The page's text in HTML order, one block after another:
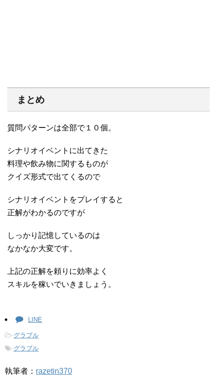
まとめ
質問パターンは全部で１０個。
シナリオイベントに出てきた
料理や飲み物に関するものが
クイズ形式で出てくるので
シナリオイベントをプレイすると
正解がわかるのですが
しっかり記憶しているのは
なかなか大変です。
上記の正解を頼りに効率よく
スキルを稼いでいきましょう。
LINE
-グラブル
-グラブル
執筆者： razetin370